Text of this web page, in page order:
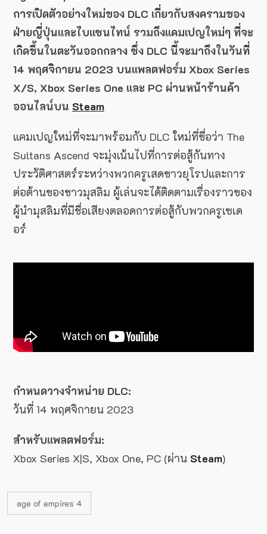
การเปิดตัวอย่างใหม่ของ DLC เกี่ยวกับสงครามของ
ฝ่ายญี่ปุ่นและไบแซนไทน์ รวมถึงแคมเปญใหม่ๆ ที่จะ
เกิดขึ้นในตะวันออกกลาง ซึ่ง DLC นี้จะมาถึงในวันที่
14 พฤศจิกายน 2023 บนแพลตฟอร์ม Xbox Series
X/S, Xbox Series One และ PC ผ่านหน้าร้านค้า
ออนไลน์บน Steam
แคมเปญใหม่ที่จะมาพร้อมกับ DLC ใหม่ที่ขื่อว่า The
Sultans Ascend จะมุ่งเน้นไปที่การต่อสู้กันทาง
ประวัติศาสตร์ระหว่างพวกครูเสดชาวยุโรปและการ
ต่อต้านของชาวมุสลิม ผู้เล่นจะได้ติดตามเรื่องราวของ
ผู้นำมุสลิมที่มีชื่อเสียงตลอดการต่อสู้กับพวกครูเซเด
อร์
กำหนดวางจำหน่าย DLC:
วันที่ 14 พฤศจิกายน 2023
สำหรับแพลตฟอร์ม:
Xbox Series X|S, Xbox One, PC (ผ่าน Steam)
age of empires 4